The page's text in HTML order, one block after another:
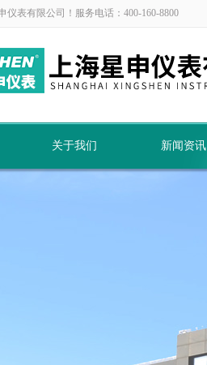
仪表有限公司！服务电话：400-160-8800
关于我们 新闻资讯